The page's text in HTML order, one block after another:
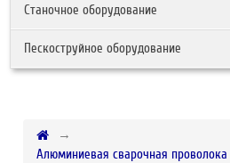
Станочное оборудование
Пескоструйное оборудование
Алюминиевая сварочная